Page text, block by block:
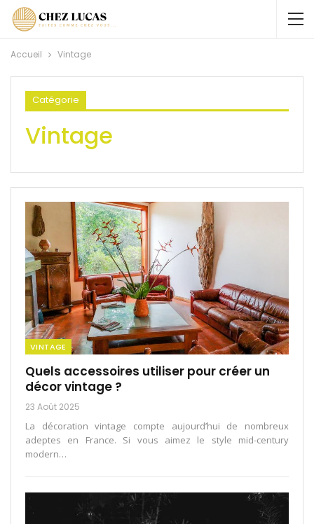
Accueil Vintage
Catégorie
Vintage
VINTAGE
Quels accessoires utiliser pour créer un
décor vintage ?
23 Août 2025
La décoration vintage compte aujourd’hui de nombreux
adeptes en France. Si vous aimez le style mid-century
modern…